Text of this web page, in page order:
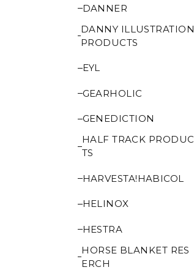
DANNER
DANNY ILLUSTRATION
PRODUCTS
EYL
GEARHOLIC
GENEDICTION
HALF TRACK PRODUC
TS
HARVESTA!HABICOL
HELINOX
HESTRA
HORSE BLANKET RES
ERCH